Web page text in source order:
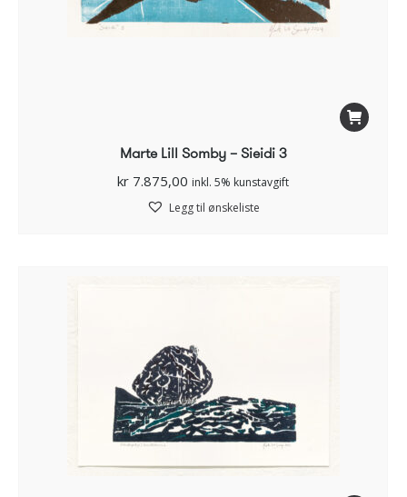
Marte Lill Somby – Sieidi 3
kr 7.875,00 inkl. 5% kunstavgift
Legg til ønskeliste